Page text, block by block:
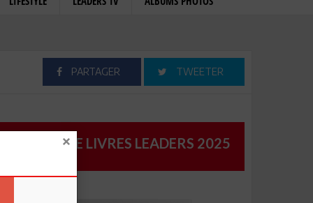
PARTAGER TWEETER
CATALOGUE LIVRES LEADERS 2025